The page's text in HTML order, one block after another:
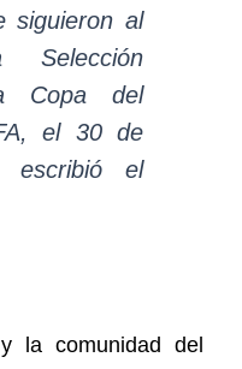
siguieron al
Copa del
el 30 de
escribió el
la comunidad del